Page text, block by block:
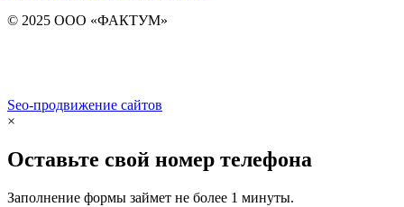
© 2025 ООО «ФАКТУМ»
Seo-продвижение сайтов
×
Оставьте свой номер телефона
Заполнение формы займет не более 1 минуты.